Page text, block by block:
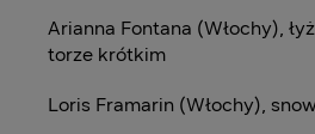
Arianna Fontana (Włochy),
torze krótkim
Loris Framarin (Włochy),